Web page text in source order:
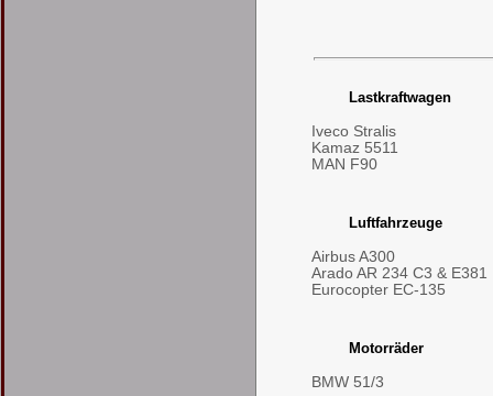
Lastkraftwagen
Iveco Stralis
Kamaz 5511
MAN F90
Luftfahrzeuge
Airbus A300
Arado AR 234 C3 & E381
Eurocopter EC-135
Motorräder
BMW 51/3